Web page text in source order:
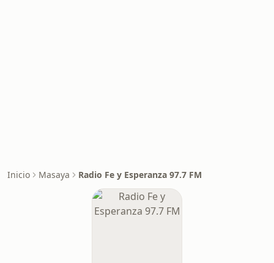
Inicio Masaya Radio Fe y Esperanza 97.7 FM